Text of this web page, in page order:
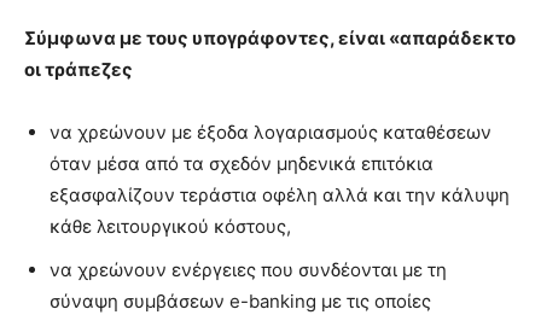
Σύμφωνα με τους υπογράφοντες, είναι «απαράδεκτο
οι τράπεζες
να χρεώνουν με έξοδα λογαριασμούς καταθέσεων
όταν μέσα από τα σχεδόν μηδενικά επιτόκια
εξασφαλίζουν τεράστια οφέλη αλλά και την κάλυψη
κάθε λειτουργικού κόστους,
να χρεώνουν ενέργειες που συνδέονται με τη
σύναψη συμβάσεων e-banking με τις οποίες